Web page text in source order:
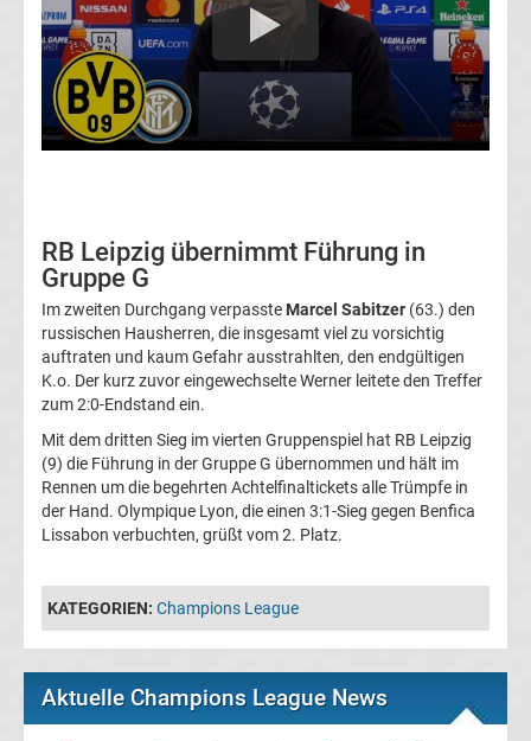
Amateurfußball
Transfergerüchte
Meldungen
vom
Transfermarkt
Trainerentlassungen
Bundesliga
Porträts
Champions
League
RB Leipzig übernimmt Führung in
Gruppe G
Im zweiten Durchgang verpasste Marcel Sabitzer (63.) den
russischen Hausherren, die insgesamt viel zu vorsichtig
auftraten und kaum Gefahr ausstrahlten, den endgültigen
K.o. Der kurz zuvor eingewechselte Werner leitete den Treffer
zum 2:0-Endstand ein.
Mit dem dritten Sieg im vierten Gruppenspiel hat RB Leipzig
(9) die Führung in der Gruppe G übernommen und hält im
Rennen um die begehrten Achtelfinaltickets alle Trümpfe in
der Hand. Olympique Lyon, die einen 3:1-Sieg gegen Benfica
Lissabon verbuchten, grüßt vom 2. Platz.
KATEGORIEN: Champions League
Aktuelle Champions League News